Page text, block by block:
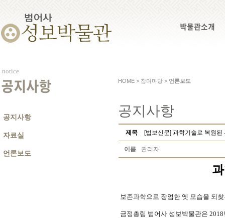
박물관소개
notice
공지사항
공지사항
자료실
언론보도
HOME > 참여마당 > 언론보도
공지사항
제목 [법보신문] 과학기술로 복원된
이름 관리자
보존과학으로 장엄한 옛 모습을 되
금정총림 범어사 성보박물관은